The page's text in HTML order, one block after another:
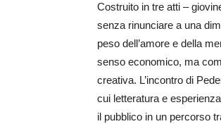
Costruito in tre atti –
senza rinunciare a una
peso dell’amore e della
senso economico, ma
creativa. L’incontro di
cui letteratura e
il pubblico in un percorso